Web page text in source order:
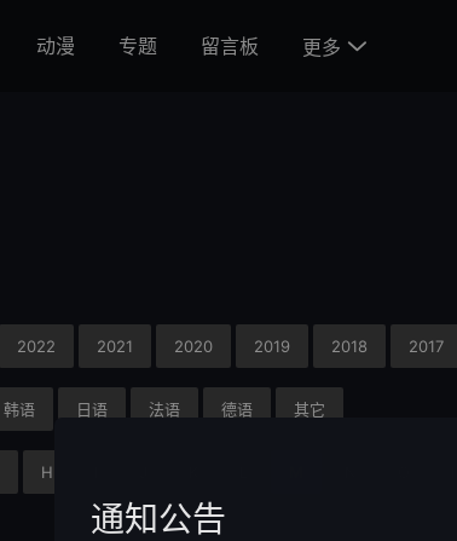
动漫 专题 留言板 更多 
2022 2021 2020 2019 2018 2017
韩语 日语 法语 德语 其它
H
通知公告